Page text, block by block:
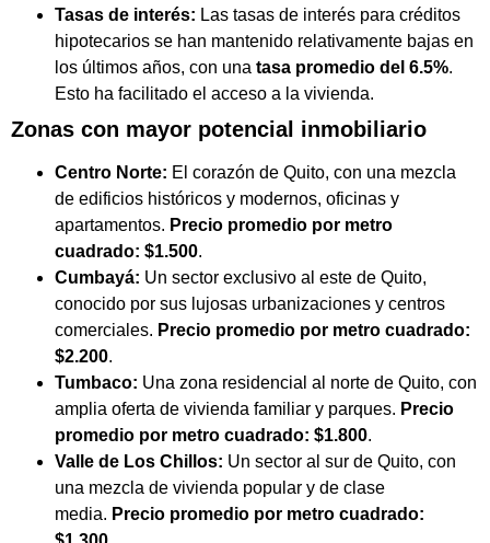
Tasas de interés: Las tasas de interés para créditos
hipotecarios se han mantenido relativamente bajas en
los últimos años, con una tasa promedio del 6.5%.
Esto ha facilitado el acceso a la vivienda.
Zonas con mayor potencial inmobiliario
Centro Norte: El corazón de Quito, con una mezcla
de edificios históricos y modernos, oficinas y
apartamentos. Precio promedio por metro
cuadrado: $1.500.
Cumbayá: Un sector exclusivo al este de Quito,
conocido por sus lujosas urbanizaciones y centros
comerciales. Precio promedio por metro cuadrado:
$2.200.
Tumbaco: Una zona residencial al norte de Quito, con
amplia oferta de vivienda familiar y parques. Precio
promedio por metro cuadrado: $1.800.
Valle de Los Chillos: Un sector al sur de Quito, con
una mezcla de vivienda popular y de clase
media. Precio promedio por metro cuadrado: